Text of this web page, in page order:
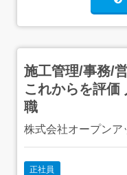
施工管理/事務/
これからを評価
職
株式会社オープンア
正社員